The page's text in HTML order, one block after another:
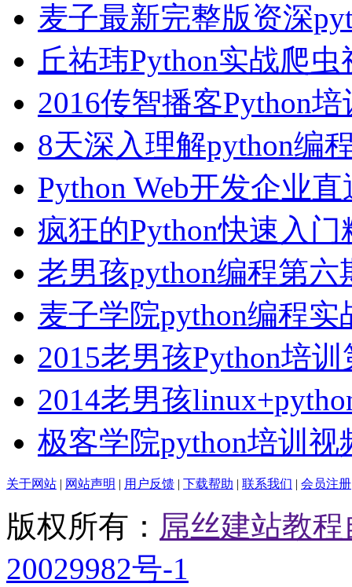
麦子最新完整版资深
丘祐玮Python实战爬虫
2016传智播客Python
8天深入理解python编
Python Web开发企业
疯狂的Python快速入门
老男孩python编程第六
麦子学院python编程实
2015老男孩Python培
2014老男孩
极客学院python培训视
关于网站 | 网站声明 | 用户反馈 | 下载帮助 | 联系我们 | 会员注册
版权所有： 屌丝建站教
20029982号-1